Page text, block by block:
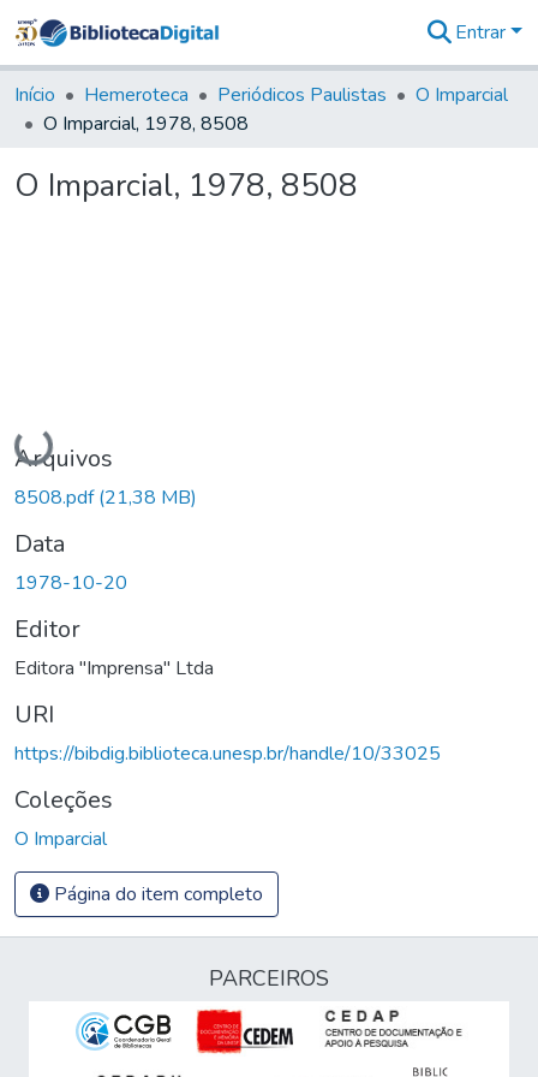
&
Coleções
Tudo na
Digital
Entrar
Início Hemeroteca Periódicos Paulistas
O Imparcial
O Imparcial, 1978, 8508
O Imparcial, 1978, 8508
Carregando...
Arquivos
8508.pdf(21,38 MB)
Data
1978-10-20
Editor
Editora "Imprensa" Ltda
URI
https://bibdig.biblioteca.unesp.br/handle/10/33025
Coleções
O Imparcial
Página do item completo
PARCEIROS